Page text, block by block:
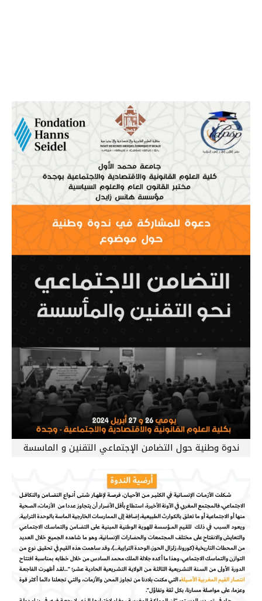
ندوة وطنية حول التضامن الإجتماعي التقنين و الماسسة